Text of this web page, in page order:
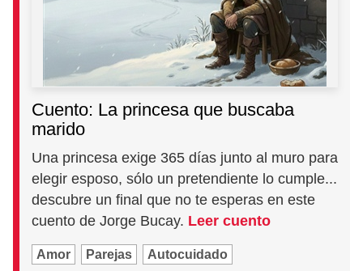
Cuento: La princesa que buscaba
marido
Una princesa exige 365 días junto al muro para
elegir esposo, sólo un pretendiente lo cumple...
descubre un final que no te esperas en este
cuento de Jorge Bucay. Leer cuento
Amor Parejas Autocuidado